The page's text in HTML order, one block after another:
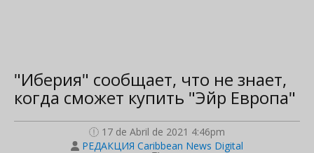
"Иберия" сообщает, что не знает,
когда сможет купить "Эйр Европа"
17 de Abril de 2021 4:46pm
РЕДАКЦИЯ Caribbean News Digital